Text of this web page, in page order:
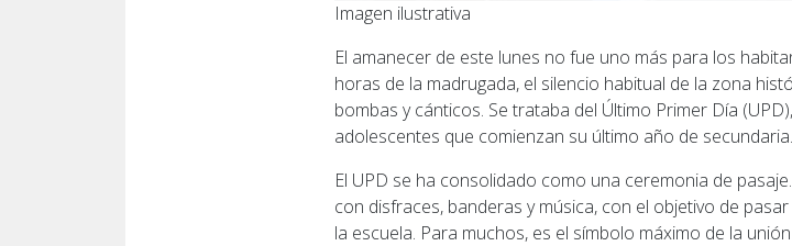
Imagen ilustrativa
El amanecer de este lunes no fue uno más para los
horas de la madrugada, el silencio habitual de la zona
bombas y cánticos. Se trataba del Último Primer Día
adolescentes que comienzan su último año de secundaria.
El UPD se ha consolidado como una ceremonia de
con disfraces, banderas y música, con el objetivo de
la escuela. Para muchos, es el símbolo máximo de la